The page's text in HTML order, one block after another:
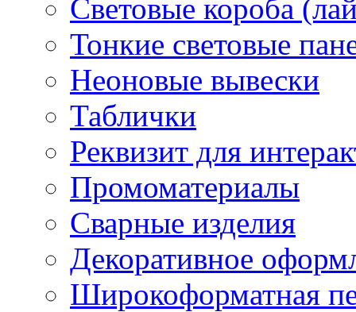
Световые короба
Тонкие световые
Неоновые вывески
Таблички
Реквизит для
Промоматериалы
Сварные изделия
Декоративное
Широкоформатная